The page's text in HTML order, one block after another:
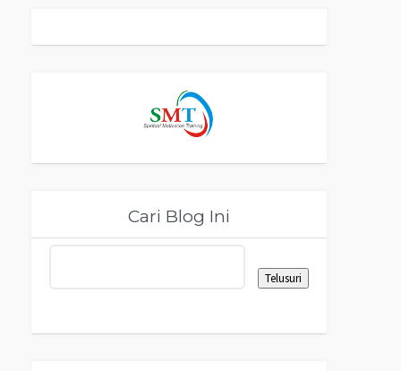
Cari Blog Ini